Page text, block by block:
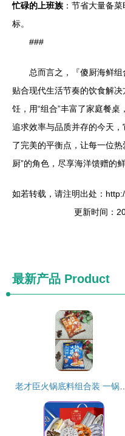
忙碌的上班族 ：节省大量备
标。
###
总而言之，『傻厨海鲜
贴合现代生活节奏的饮食解
饪，用“组合”丰富了家庭餐桌
追求效率与品质并存的今天，
了完美的平衡点，让每一位
厨”的角色，尽享海洋馈赠的鲜
如若转载，请注明出处：
更新时间：
最新产品 Product